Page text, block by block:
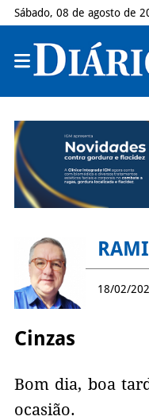
Sábado, 08 de agosto de
18/02/
Cinzas
Bom dia, boa
ocasião.